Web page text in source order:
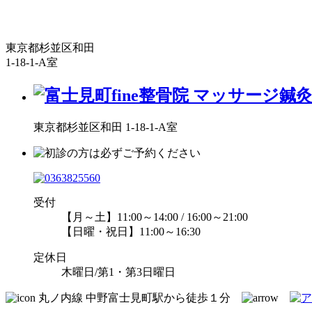
東京都杉並区和田
1-18-1-A室
東京都杉並区和田 1-18-1-A室
受付
【月～土】11:00～14:00 / 16:00～21:00
【日曜・祝日】11:00～16:30
定休日
木曜日/第1・第3日曜日
丸ノ内線 中野富士見町駅から徒歩１分